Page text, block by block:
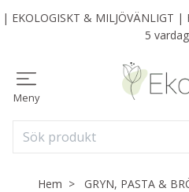
| EKOLOGISKT & MILJÖVÄNLIGT
5
Meny
Hem GRYN, PASTA &